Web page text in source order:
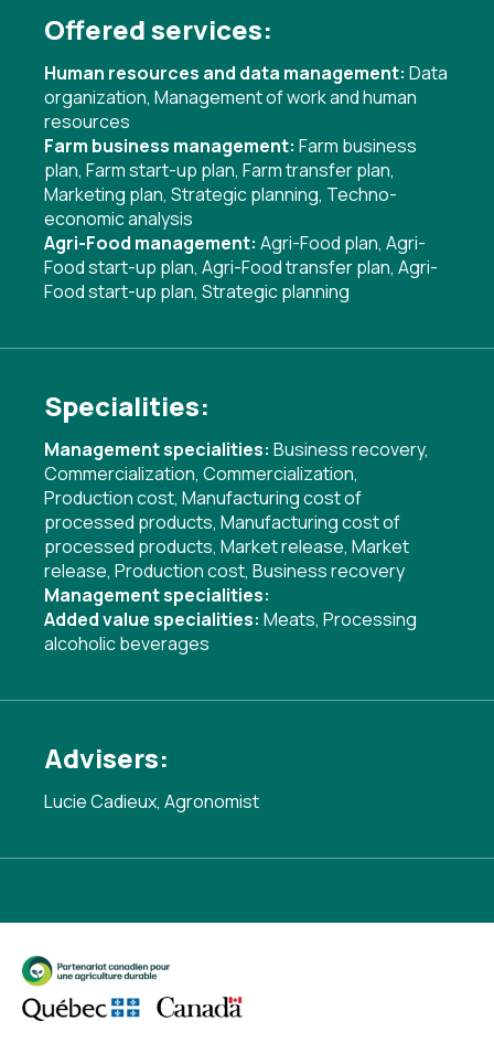
Offered services:
Human resources and data management: Data
organization, Management of work and human
resources
Farm business management: Farm business
plan, Farm start-up plan, Farm transfer plan,
Marketing plan, Strategic planning, Techno-
economic analysis
Agri-Food management: Agri-Food plan, Agri-
Food start-up plan, Agri-Food transfer plan, Agri-
Food start-up plan, Strategic planning
Specialities:
Management specialities: Business recovery,
Commercialization, Commercialization,
Production cost, Manufacturing cost of
processed products, Manufacturing cost of
processed products, Market release, Market
release, Production cost, Business recovery
Management specialities:
Added value specialities: Meats, Processing
alcoholic beverages
Advisers:
Lucie Cadieux, Agronomist